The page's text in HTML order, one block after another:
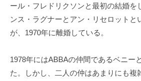
ール・フレドリクソンと最初の結婚を
ンス・ラグナーとアン・リセロットと
が、1970年に離婚している。
1978年にはABBAの仲間であるベニー
た。しかし、二人の仲はあまりにも複